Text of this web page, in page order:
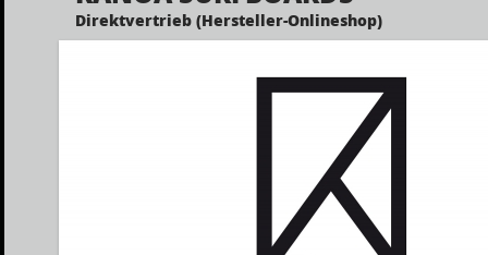
Direktvertrieb (Hersteller-Onlineshop)